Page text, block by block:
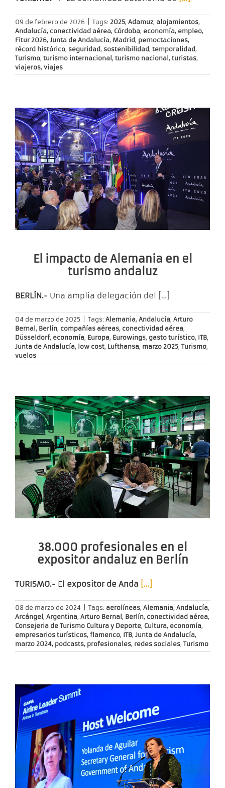
09 de febrero de 2026 Tags: 2025, Adamuz, alojamientos,
Andalucía, conectividad aérea, Córdoba, economía, empleo,
Fitur 2026, Junta de Andalucía, Madrid, pernoctaciones,
récord histórico, seguridad, sostenibilidad, temporalidad,
Turismo, turismo internacional , turismo nacional , turistas,
viajeros, viajes
El impacto de Alemania en el
turismo andaluz
BERLÍN.- Una amplia delegación del […]
04 de marzo de 2025 Tags: Alemania, Andalucía, Arturo
Bernal , Berlín, compañías aéreas, conectividad aérea,
Düsseldorf, economía, Europa, Eurowings, gasto turístico, ITB,
Junta de Andalucía, low cost, Lufthansa, marzo 2025, Turismo,
vuelos
38.000 profesionales en el
expositor andaluz en Berlín
TURISMO.- El expositor de Anda […]
08 de marzo de 2024 Tags: aerolíneas, Alemania, Andalucía,
Arcángel, Argentina, Arturo Bernal, Berlín, conectividad aérea,
Consejeria de Turismo Cultura y Deporte, Cultura, economía,
empresarios turísticos, flamenco, ITB, Junta de Andalucía,
marzo 2024, podcasts, profesionales, redes sociales, Turismo